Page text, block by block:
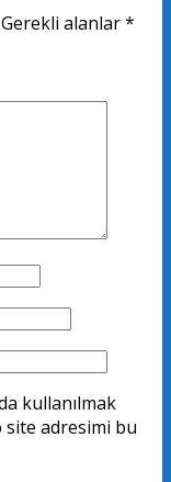
Gerekli alanlar*
kullanılmak
site adresimi bu